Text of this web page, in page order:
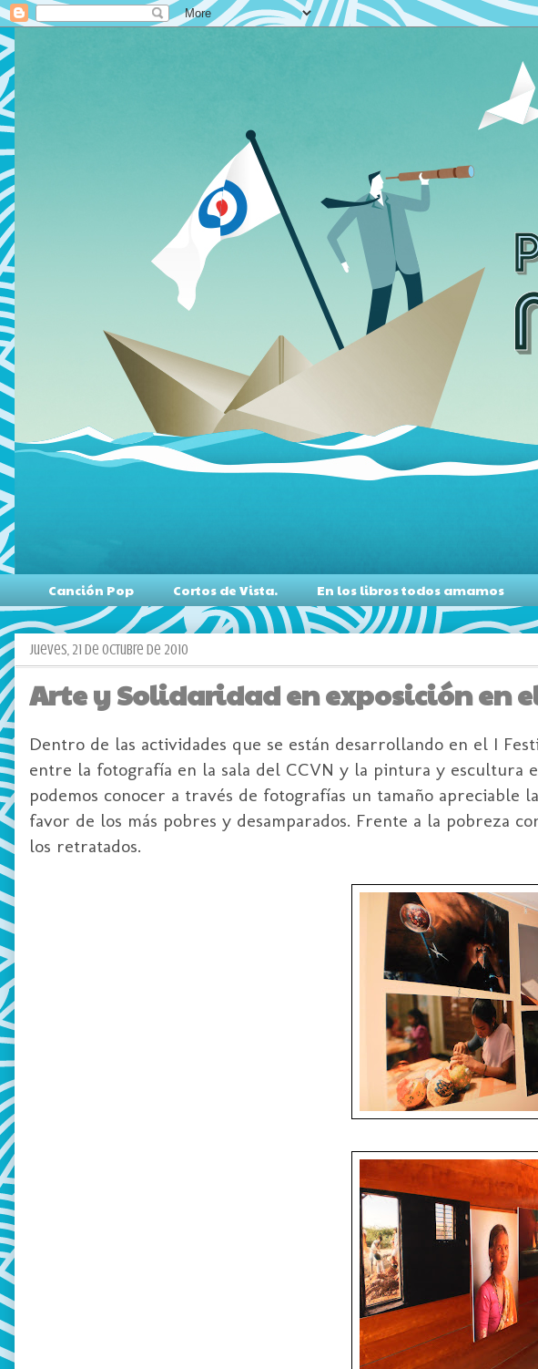
Canción Pop Cortos de Vista. En los libros todos amamos
jueves, 21 de octubre de 2010
Arte y Solidaridad en exposición en
Dentro de las actividades que se están desarrollando en el I
entre la fotografía en la sala del CCVN y la pintura y escultura
podemos conocer a través de fotografías un tamaño
favor de los más pobres y desamparados. Frente a la pobreza
los retratados.